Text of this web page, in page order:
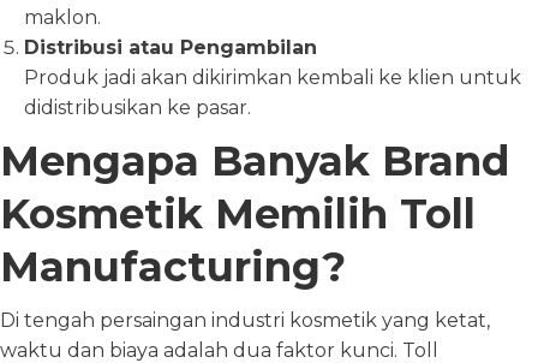
maklon.
Distribusi atau Pengambilan
Produk jadi akan dikirimkan kembali ke klien untuk
didistribusikan ke pasar.
Mengapa Banyak Brand
Kosmetik Memilih Toll
Manufacturing?
Di tengah persaingan industri kosmetik yang ketat,
waktu dan biaya adalah dua faktor kunci. Toll